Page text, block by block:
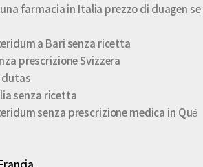
farmacia in Italia prezzo di duagen se
a Bari senza ricetta
prescrizione Svizzera
dutas
senza ricetta
senza prescrizione medica in Qué